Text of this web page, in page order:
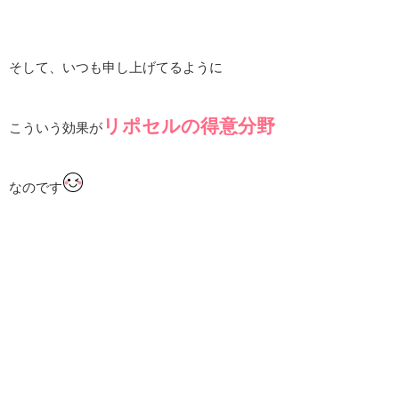
そして、いつも申し上げてるように
こういう効果が リポセルの得意分野
なのです